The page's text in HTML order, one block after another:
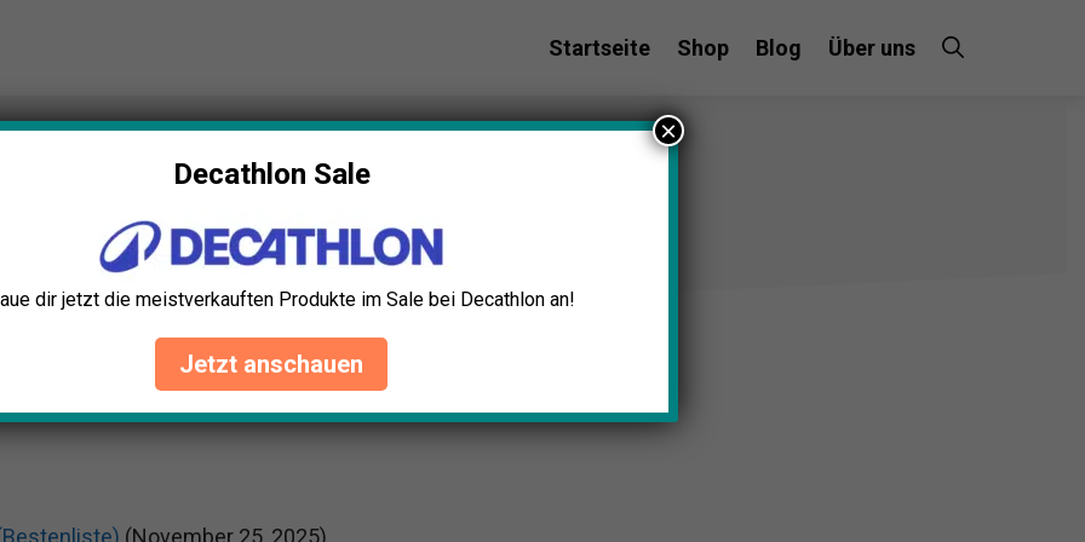
Startseite Shop Blog Über uns
🗺️ Sitemap
(November 25, 2025)
Decathlon Sale
dir jetzt die meistverkauften Produkte im Sale bei Decathlon an!
Jetzt anschauen
×